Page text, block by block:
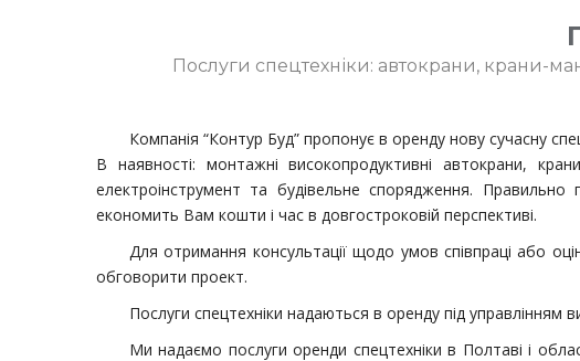
Послуги спецтехніки: автокрани, крани-
Компанія “Контур Буд” пропонує в оренду нову сучасну
В наявності: монтажні високопродуктивні автокрани,
електроінструмент та будівельне спорядження.
економить Вам кошти і час в довгостроковій перспективі.
Для отримання консультації щодо умов співпраці або
обговорити проект.
Послуги спецтехніки надаються в оренду під управлінням
Ми надаємо послуги оренди спецтехніки в Полтаві і